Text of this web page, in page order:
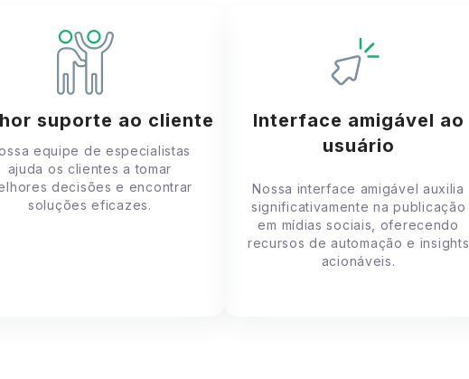
suporte ao cliente
equipe de especialistas
ajuda os clientes a tomar
decisões e encontrar
soluções eficazes.
Interface amigável ao
usuário
Nossa interface amigável auxilia
significativamente na publicação
em mídias sociais, oferecendo
recursos de automação e insights
acionáveis.